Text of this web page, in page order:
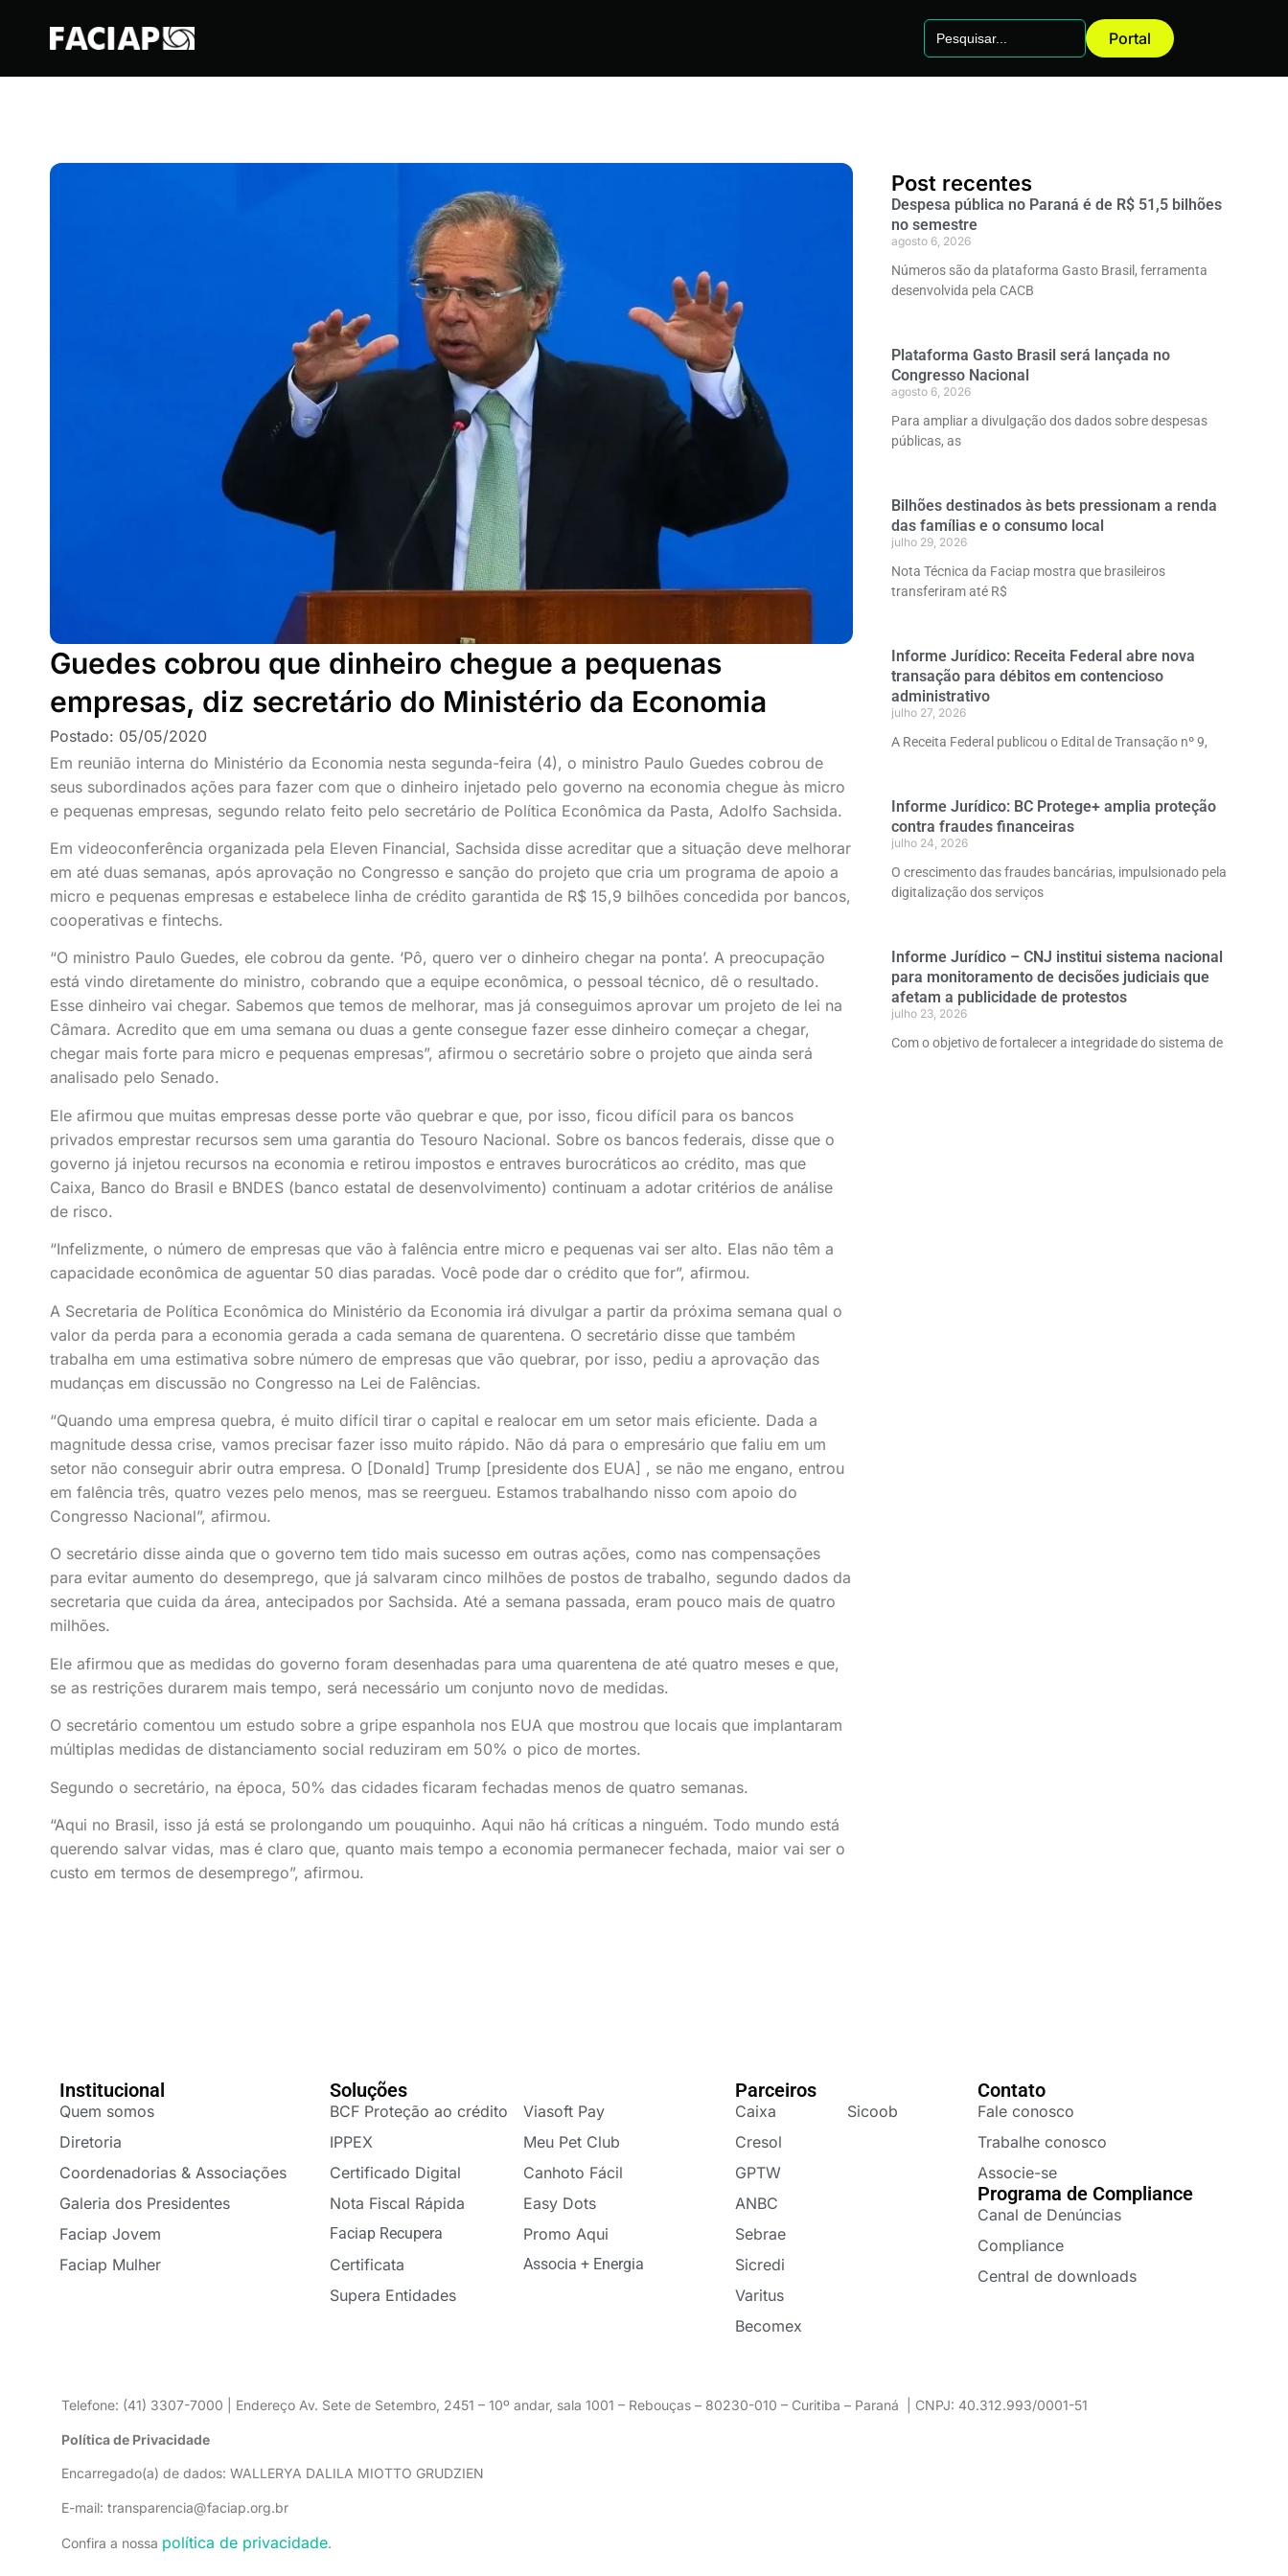
FACIAPE
Search
for:
Portal
Guedes cobrou que dinheiro chegue a pequenas
empresas, diz secretário do Ministério da Economia
Postado: 05/05/2020
Em reunião interna do Ministério da Economia nesta segunda-feira (4), o ministro Paulo Guedes cobrou de
seus subordinados ações para fazer com que o dinheiro injetado pelo governo na economia chegue às micro
e pequenas empresas, segundo relato feito pelo secretário de Política Econômica da Pasta, Adolfo Sachsida.
Em videoconferência organizada pela Eleven Financial, Sachsida disse acreditar que a situação deve melhorar
em até duas semanas, após aprovação no Congresso e sanção do projeto que cria um programa de apoio a
micro e pequenas empresas e estabelece linha de crédito garantida de R$ 15,9 bilhões concedida por bancos,
cooperativas e fintechs.
“O ministro Paulo Guedes, ele cobrou da gente. ‘Pô, quero ver o dinheiro chegar na ponta’. A preocupação
está vindo diretamente do ministro, cobrando que a equipe econômica, o pessoal técnico, dê o resultado.
Esse dinheiro vai chegar. Sabemos que temos de melhorar, mas já conseguimos aprovar um projeto de lei na
Câmara. Acredito que em uma semana ou duas a gente consegue fazer esse dinheiro começar a chegar,
chegar mais forte para micro e pequenas empresas”, afirmou o secretário sobre o projeto que ainda será
analisado pelo Senado.
Ele afirmou que muitas empresas desse porte vão quebrar e que, por isso, ficou difícil para os bancos
privados emprestar recursos sem uma garantia do Tesouro Nacional. Sobre os bancos federais, disse que o
governo já injetou recursos na economia e retirou impostos e entraves burocráticos ao crédito, mas que
Caixa, Banco do Brasil e BNDES (banco estatal de desenvolvimento) continuam a adotar critérios de análise
de risco.
“Infelizmente, o número de empresas que vão à falência entre micro e pequenas vai ser alto. Elas não têm a
capacidade econômica de aguentar 50 dias paradas. Você pode dar o crédito que for”, afirmou.
A Secretaria de Política Econômica do Ministério da Economia irá divulgar a partir da próxima semana qual o
valor da perda para a economia gerada a cada semana de quarentena. O secretário disse que também
trabalha em uma estimativa sobre número de empresas que vão quebrar, por isso, pediu a aprovação das
mudanças em discussão no Congresso na Lei de Falências.
“Quando uma empresa quebra, é muito difícil tirar o capital e realocar em um setor mais eficiente. Dada a
magnitude dessa crise, vamos precisar fazer isso muito rápido. Não dá para o empresário que faliu em um
setor não conseguir abrir outra empresa. O [Donald] Trump [presidente dos EUA] , se não me engano, entrou
em falência três, quatro vezes pelo menos, mas se reergueu. Estamos trabalhando nisso com apoio do
Congresso Nacional”, afirmou.
O secretário disse ainda que o governo tem tido mais sucesso em outras ações, como nas compensações
para evitar aumento do desemprego, que já salvaram cinco milhões de postos de trabalho, segundo dados da
secretaria que cuida da área, antecipados por Sachsida. Até a semana passada, eram pouco mais de quatro
milhões.
Ele afirmou que as medidas do governo foram desenhadas para uma quarentena de até quatro meses e que,
se as restrições durarem mais tempo, será necessário um conjunto novo de medidas.
O secretário comentou um estudo sobre a gripe espanhola nos EUA que mostrou que locais que implantaram
múltiplas medidas de distanciamento social reduziram em 50% o pico de mortes.
Segundo o secretário, na época, 50% das cidades ficaram fechadas menos de quatro semanas.
“Aqui no Brasil, isso já está se prolongando um pouquinho. Aqui não há críticas a ninguém. Todo mundo está
querendo salvar vidas, mas é claro que, quanto mais tempo a economia permanecer fechada, maior vai ser o
custo em termos de desemprego”, afirmou.
Post recentes
Despesa pública no Paraná é de R$ 51,5 bilhões
no semestre
agosto 6, 2026
Números são da plataforma Gasto Brasil, ferramenta
desenvolvida pela CACB
Plataforma Gasto Brasil será lançada no
Congresso Nacional
agosto 6, 2026
Para ampliar a divulgação dos dados sobre despesas
públicas, as
Bilhões destinados às bets pressionam a renda
das famílias e o consumo local
julho 29, 2026
Nota Técnica da Faciap mostra que brasileiros
transferiram até R$
Informe Jurídico: Receita Federal abre nova
transação para débitos em contencioso
administrativo
julho 27, 2026
A Receita Federal publicou o Edital de Transação nº 9,
Informe Jurídico: BC Protege+ amplia proteção
contra fraudes financeiras
julho 24, 2026
O crescimento das fraudes bancárias, impulsionado pela
digitalização dos serviços
Informe Jurídico – CNJ institui sistema nacional
para monitoramento de decisões judiciais que
afetam a publicidade de protestos
julho 23, 2026
Com o objetivo de fortalecer a integridade do sistema de
Institucional
Quem somos
Diretoria
Coordenadorias & Associações
Galeria dos Presidentes
Faciap Jovem
Faciap Mulher
Soluções
BCF Proteção ao crédito
IPPEX
Certificado Digital
Nota Fiscal Rápida
Faciap Recupera
Certificata
Supera Entidades
Viasoft Pay
Meu Pet Club
Canhoto Fácil
Easy Dots
Promo Aqui
Associa + Energia
Parceiros
Caixa
Cresol
GPTW
ANBC
Sebrae
Sicredi
Varitus
Becomex
Sicoob
Contato
Fale conosco
Trabalhe conosco
Associe-se
Programa de Compliance
Canal de Denúncias
Compliance
Central de downloads
Telefone: (41) 3307-7000 | Endereço Av. Sete de Setembro, 2451 – 10º andar, sala 1001 – Rebouças – 80230-010 – Curitiba – Paraná | CNPJ: 40.312.993/0001-51
Política de Privacidade
Encarregado(a) de dados: WALLERYA DALILA MIOTTO GRUDZIEN
E-mail: transparencia@faciap.org.br
Confira a nossa política de privacidade.